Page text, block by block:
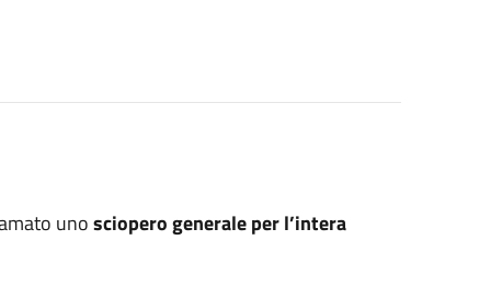
unosciopero generale per l’intera